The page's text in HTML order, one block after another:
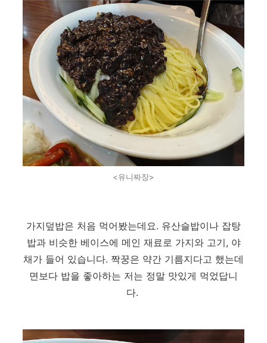
<유니짜장>
가지덮밥은 처음 먹어봤는데요. 유산슬밥이나 잡탕
밥과 비슷한 베이스에 메인 재료로 가지와 고기, 야
채가 들어 있습니다. 짝꿍은 약간 기름지다고 했는데
면보다 밥을 좋아하는 저는 정말 맛있게 먹었답니
다.